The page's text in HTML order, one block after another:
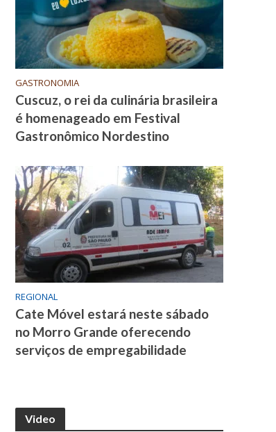
GASTRONOMIA
Cuscuz, o rei da culinária brasileira
é homenageado em Festival
Gastronômico Nordestino
REGIONAL
Cate Móvel estará neste sábado
no Morro Grande oferecendo
serviços de empregabilidade
Video